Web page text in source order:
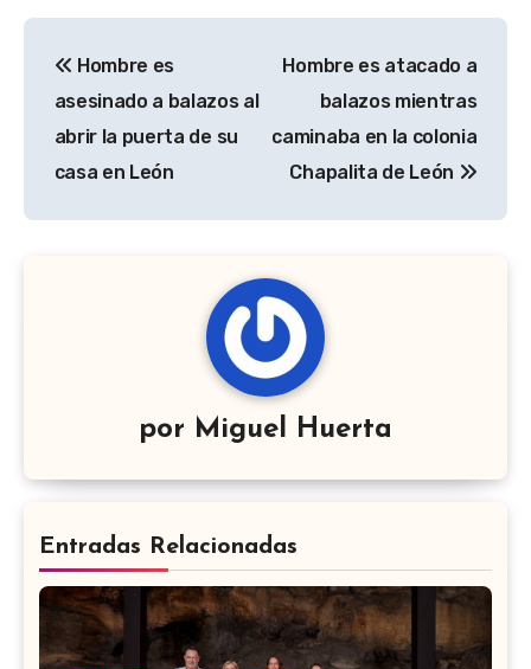
de
entradas
Hombre es
asesinado a balazos al
abrir la puerta de su
casa en León
Hombre es atacado a
balazos mientras
caminaba en la colonia
Chapalita de León
por Miguel Huerta
Entradas Relacionadas